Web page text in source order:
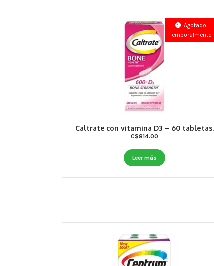
Caltrate con vitamina D3 – 60 tabletas.
Agotado
Temporalmente
C$814.00
Leer más